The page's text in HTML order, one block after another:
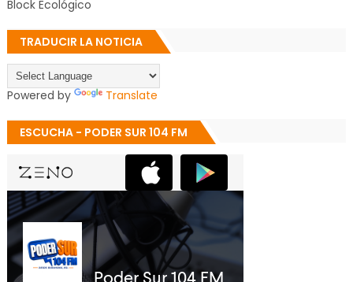
Block Ecológico
TRADUCIR LA NOTICIA
Powered by Translate
ESCUCHA - PODER SUR 104 FM